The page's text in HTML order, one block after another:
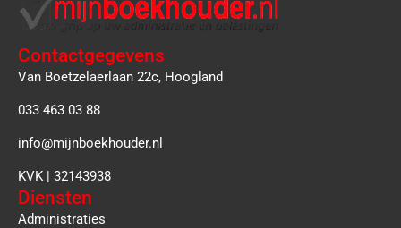
Contactgegevens
Van Boetzelaerlaan 22c, Hoogland
033 463 03 88
info@mijnboekhouder.nl
KVK | 32143938
Diensten
Administraties